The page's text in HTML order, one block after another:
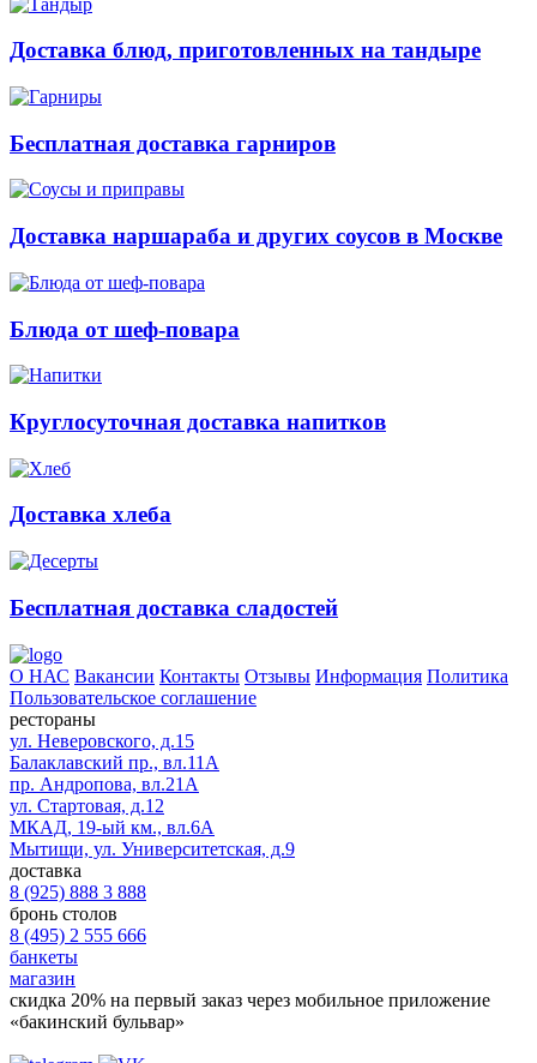
Доставка блюд, приготовленных на тандыре
Бесплатная доставка гарниров
Доставка наршараба и других соусов в Москве
Блюда от шеф-повара
Круглосуточная доставка напитков
Доставка хлеба
Бесплатная доставка сладостей
О НАС Вакансии Контакты Отзывы Информация Политика
Пользовательское соглашение
рестораны
ул. Неверовского, д.15
Балаклавский пр., вл.11А
пр. Андропова, вл.21А
ул. Стартовая, д.12
МКАД, 19-ый км., вл.6А
Мытищи, ул. Университетская, д.9
доставка
8 (925) 888 3 888
бронь столов
8 (495) 2 555 666
банкеты
магазин
скидка 20% на первый заказ через мобильное приложение
«бакинский бульвар»